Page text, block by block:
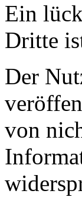
Ein
Dritte
Der
von